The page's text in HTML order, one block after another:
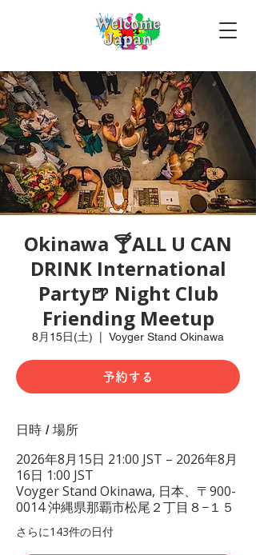
Okinawa 🍸ALL U CAN
DRINK International
Party🍺 Night Club
Friending Meetup
8月15日(土) Voyger Stand Okinawa
予約する
日時 / 場所
2026年8月15日 21:00 JST – 2026年8月
16日 1:00 JST
Voyger Stand Okinawa, 日本、〒900-
0014 沖縄県那覇市松尾２丁目８−１５
さらに143件の日付